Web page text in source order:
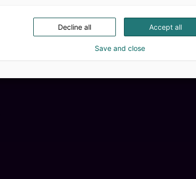
Accept all
Decline all
Save and close